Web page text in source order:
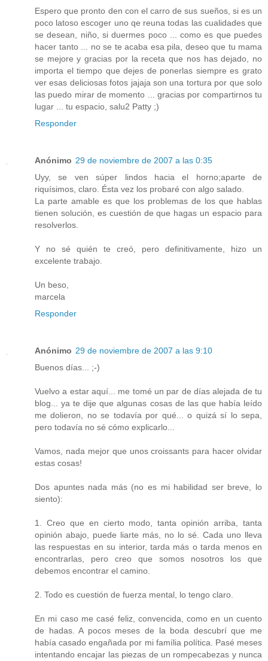
Espero que pronto den con el carro de sus sueños, si es un
poco latoso escoger uno qe reuna todas las cualidades que
se desean, niño, si duermes poco ... como es que puedes
hacer tanto ... no se te acaba esa pila, deseo que tu mama
se mejore y gracias por la receta que nos has dejado, no
importa el tiempo que dejes de ponerlas siempre es grato
ver esas deliciosas fotos jajaja son una tortura por que solo
las puedo mirar de momento ... gracias por compartirnos tu
lugar ... tu espacio, salu2 Patty ;)
Responder
Anónimo 29 de noviembre de 2007 a las 0:35
Uyy, se ven súper lindos hacia el horno;aparte de
riquísimos, claro. Ésta vez los probaré con algo salado.
La parte amable es que los problemas de los que hablas
tienen solución, es cuestión de que hagas un espacio para
resolverlos.
Y no sé quién te creó, pero definitivamente, hizo un
excelente trabajo.
Un beso,
marcela
Responder
Anónimo 29 de noviembre de 2007 a las 9:10
Buenos días... ;-)
Vuelvo a estar aquí... me tomé un par de días alejada de tu
blog... ya te dije que algunas cosas de las que había leído
me dolieron, no se todavía por qué... o quizá sí lo sepa,
pero todavía no sé cómo explicarlo...
Vamos, nada mejor que unos croissants para hacer olvidar
estas cosas!
Dos apuntes nada más (no es mi habilidad ser breve, lo
siento):
1. Creo que en cierto modo, tanta opinión arriba, tanta
opinión abajo, puede liarte más, no lo sé. Cada uno lleva
las respuestas en su interior, tarda más o tarda menos en
encontrarlas, pero creo que somos nosotros los que
debemos encontrar el camino.
2. Todo es cuestión de fuerza mental, lo tengo claro.
En mi caso me casé feliz, convencida, como en un cuento
de hadas. A pocos meses de la boda descubrí que me
había casado engañada por mi família política. Pasé meses
intentando encajar las piezas de un rompecabezas y nunca